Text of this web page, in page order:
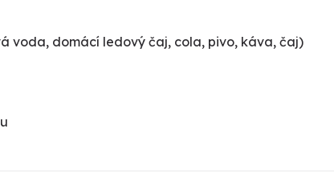
voda, domácí ledový čaj, cola, pivo, káva, čaj)